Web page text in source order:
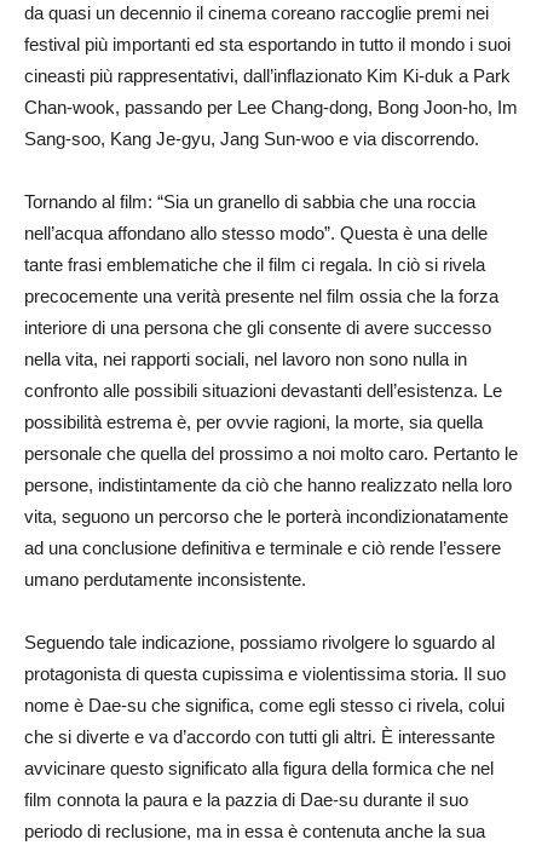
da quasi un decennio il cinema coreano raccoglie premi nei
festival più importanti ed sta esportando in tutto il mondo i suoi
cineasti più rappresentativi, dall’inflazionato Kim Ki-duk a Park
Chan-wook, passando per Lee Chang-dong, Bong Joon-ho, Im
Sang-soo, Kang Je-gyu, Jang Sun-woo e via discorrendo.
Tornando al film: “Sia un granello di sabbia che una roccia
nell’acqua affondano allo stesso modo”. Questa è una delle
tante frasi emblematiche che il film ci regala. In ciò si rivela
precocemente una verità presente nel film ossia che la forza
interiore di una persona che gli consente di avere successo
nella vita, nei rapporti sociali, nel lavoro non sono nulla in
confronto alle possibili situazioni devastanti dell’esistenza. Le
possibilità estrema è, per ovvie ragioni, la morte, sia quella
personale che quella del prossimo a noi molto caro. Pertanto le
persone, indistintamente da ciò che hanno realizzato nella loro
vita, seguono un percorso che le porterà incondizionatamente
ad una conclusione definitiva e terminale e ciò rende l’essere
umano perdutamente inconsistente.
Seguendo tale indicazione, possiamo rivolgere lo sguardo al
protagonista di questa cupissima e violentissima storia. Il suo
nome è Dae-su che significa, come egli stesso ci rivela, colui
che si diverte e va d’accordo con tutti gli altri. È interessante
avvicinare questo significato alla figura della formica che nel
film connota la paura e la pazzia di Dae-su durante il suo
periodo di reclusione, ma in essa è contenuta anche la sua